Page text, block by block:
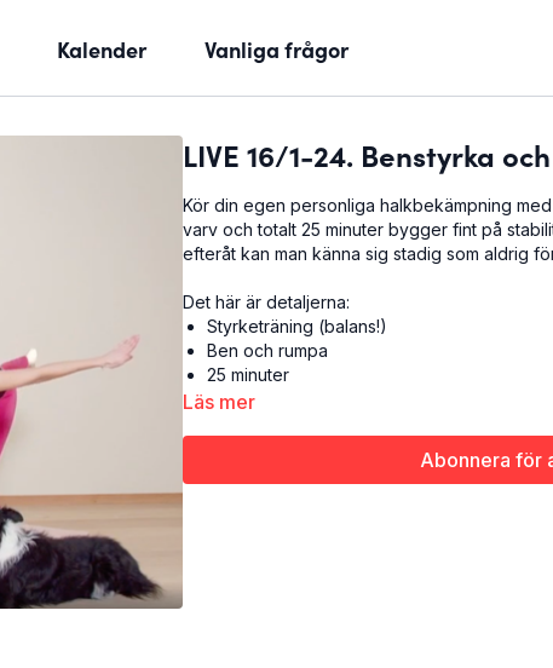
Kalender Vanliga frågor
LIVE 16/1-24. Benstyrka
Kör din egen personliga halkbekämpning
varv och totalt 25 minuter bygger fint på
efteråt kan man känna sig stadig som aldrig
Det här är detaljerna:
Styrketräning (balans!)
Ben och rumpa
25 minuter
Läs mer
Abonnera för